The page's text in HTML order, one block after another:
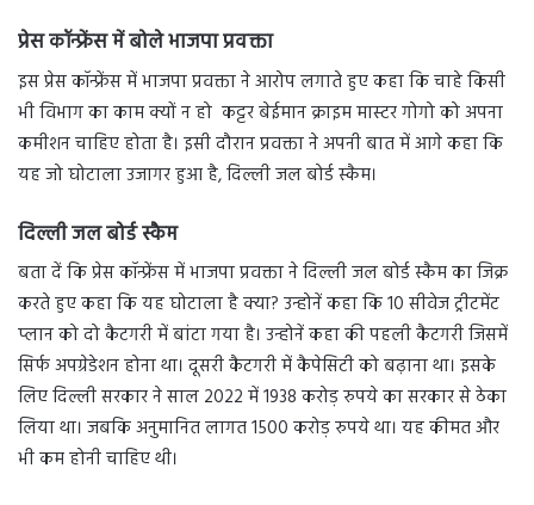
प्रेस कॉन्फ्रेंस में बोले भाजपा प्रवक्ता
इस प्रेस कॉन्फ्रेंस में भाजपा प्रवक्ता ने आरोप लगाते हुए कहा कि चाहे किसी
भी विभाग का काम क्यों न हो कट्टर बेईमान क्राइम मास्टर गोगो को अपना
कमीशन चाहिए होता है। इसी दौरान प्रवक्ता ने अपनी बात में आगे कहा कि
यह जो घोटाला उजागर हुआ है, दिल्ली जल बोर्ड स्कैम।
दिल्ली जल बोर्ड स्कैम
बता दें कि प्रेस कॉन्फ्रेंस में भाजपा प्रवक्ता ने दिल्ली जल बोर्ड स्कैम का जिक्र
करते हुए कहा कि यह घोटाला है क्या? उन्होनें कहा कि 10 सीवेज ट्रीटमेंट
प्लान को दो कैटगरी में बांटा गया है। उन्होनें कहा की पहली कैटगरी जिसमें
सिर्फ अपग्रेडेशन होना था। दूसरी कैटगरी में कैपेसिटी को बढ़ाना था। इसके
लिए दिल्ली सरकार ने साल 2022 में 1938 करोड़ रुपये का सरकार से ठेका
लिया था। जबकि अनुमानित लागत 1500 करोड़ रुपये था। यह कीमत और
भी कम होनी चाहिए थी।